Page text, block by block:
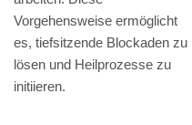
Vorgehensweise ermöglicht
es, tiefsitzende Blockaden zu
lösen und Heilprozesse zu
initiieren.